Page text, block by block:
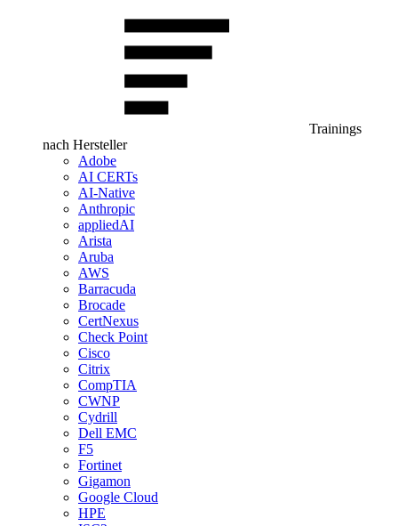
Trainings
nach Hersteller
Adobe
AI CERTs
AI-Native
Anthropic
appliedAI
Arista
Aruba
AWS
Barracuda
Brocade
CertNexus
Check Point
Cisco
Citrix
CompTIA
CWNP
Cydrill
Dell EMC
F5
Fortinet
Gigamon
Google Cloud
HPE